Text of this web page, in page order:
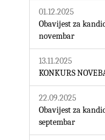
01.12.2025
Obavijest za
novembar
13.11.2025
KONKURS
22.09.2025
Obavijest za
septembar